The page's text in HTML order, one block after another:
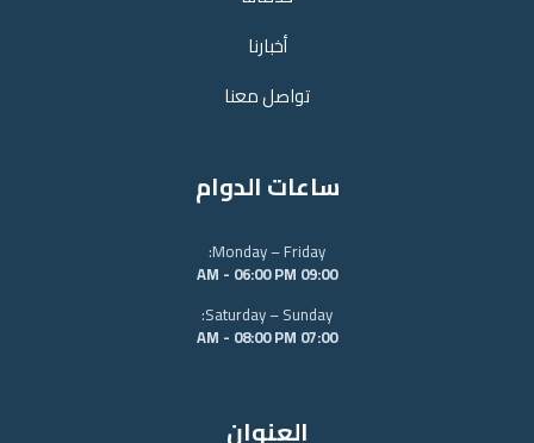
أخبارنا
تواصل معنا
ساعات الدوام
Monday – Friday:
09:00 AM - 06:00 PM
Saturday – Sunday:
07:00 AM - 08:00 PM
العنوان